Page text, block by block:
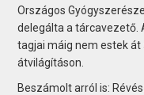
Országos
delegálta a tárcavezető.
tagjai máig nem estek
átvilágításon.
Beszámolt arról is: